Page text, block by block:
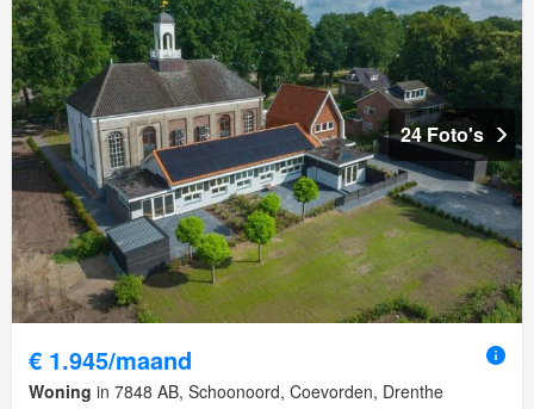
24 Foto's
€ 1.945/maand
Woning in 7848 AB, Schoonoord, Coevorden, Drenthe